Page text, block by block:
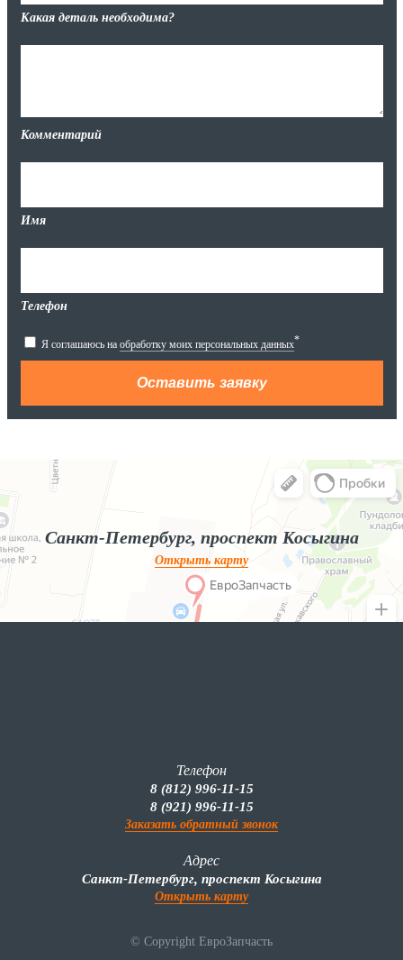
Какая деталь необходима?
Комментарий
Имя
Телефон
Я соглашаюсь на обработку моих персональных данных*
Яндекс.Карты
Яндекс.Карты — поиск мест и адресов, городской транспорт
Санкт-Петербург, проспект Косыгина
Открыть карту
© Copyright ЕвроЗапчасть
Телефон
8 (812) 996-11-15
8 (921) 996-11-15
Заказать обратный звонок
Адрес
Санкт-Петербург, проспект Косыгина
Открыть карту